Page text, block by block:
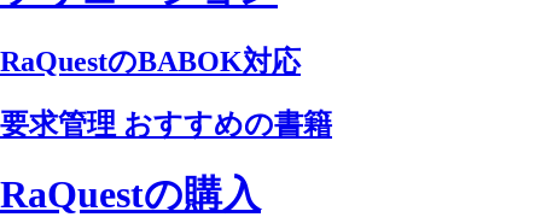
RaQuestのBABOK対応
要求管理 おすすめの書籍
RaQuestの購入